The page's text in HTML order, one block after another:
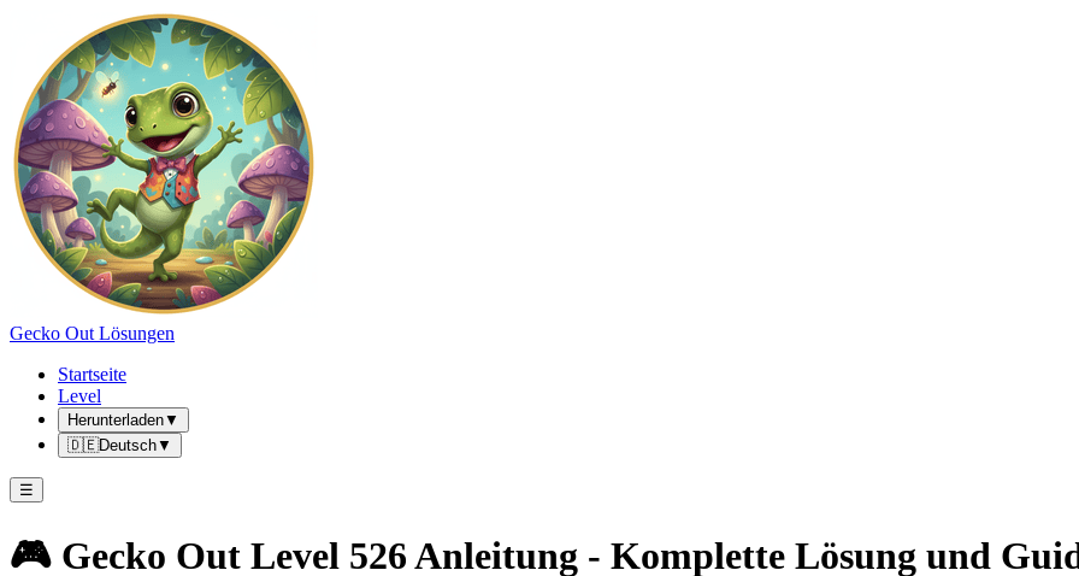
Gecko Out Lösungen
Startseite
Level
Herunterladen▼
🇩🇪Deutsch▼
☰
🎮 Gecko Out Level 526 Anleitung - Komplette Lösung und